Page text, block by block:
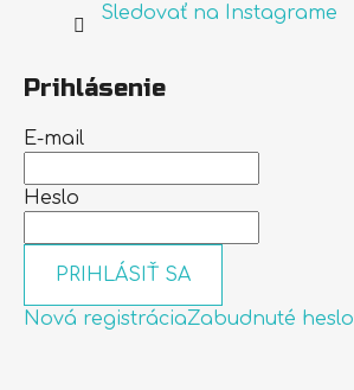
Sledovať na Instagrame
Prihlásenie
E-mail
Heslo
PRIHLÁSIŤ SA
Nová registráciaZabudnuté heslo